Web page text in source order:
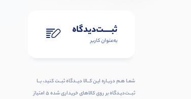
ثبـــــت‌دیدگاه
به‌عنوان کاربر
شمـا هـم دربـاره ایـن کــالا دیــدگاه ثبــت کنید، بــا
ثبــت‌دیـدگاه بر روی کالاهای خریداری شده ۵ امتیاز